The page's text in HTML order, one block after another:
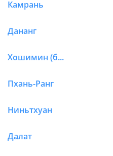
Отели в Вьетнаме в
Камрань
Дананг
Хошимин (быв.Сайгон)
Пхань-Ранг
Ниньтхуан
Далат